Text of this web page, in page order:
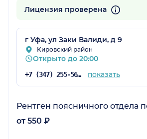
Лицензия проверена
г Уфа, ул Заки Валиди, д 9
Кировский район
Открыто до 20:00
+7 (347) 255-56-39 показать
Рентген поясничного отдела
от 550 ₽